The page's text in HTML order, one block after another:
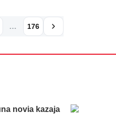
… 176
novia kazaja